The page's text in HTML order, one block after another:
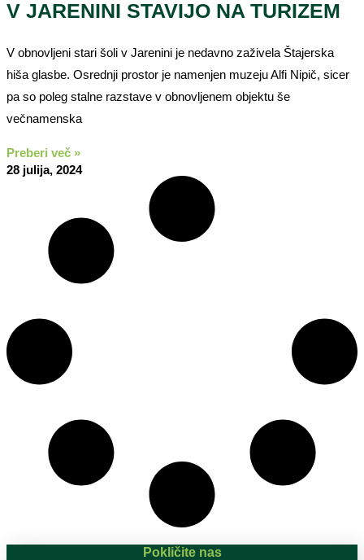
V JARENINI STAVIJO NA TURIZEM
V obnovljeni stari šoli v Jarenini je nedavno zaživela Štajerska
hiša glasbe. Osrednji prostor je namenjen muzeju Alfi Nipič, sicer
pa so poleg stalne razstave v obnovljenem objektu še
večnamenska
Preberi več »
28 julija, 2024
Pokličite nas